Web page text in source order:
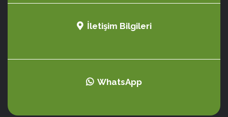
İletişim Bilgileri
WhatsApp